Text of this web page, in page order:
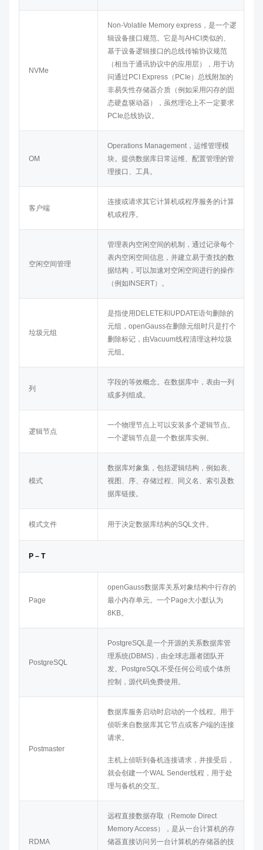
NVMe
Non-Volatile Memory express，是一个逻
辑设备接口规范。它是与AHCI类似的、
基于设备逻辑接口的总线传输协议规范
（相当于通讯协议中的应用层），用于访
问通过PCI Express（PCIe）总线附加的
非易失性存储器介质（例如采用闪存的固
态硬盘驱动器），虽然理论上不一定要求
PCIe总线协议。
OM
Operations Management，运维管理模
块。提供数据库日常运维、配置管理的管
理接口、工具。
客户端
连接或请求其它计算机或程序服务的计算
机或程序。
空闲空间管理
管理表内空闲空间的机制，通过记录每个
表内空闲空间信息，并建立易于查找的数
据结构，可以加速对空闲空间进行的操作
（例如INSERT）。
垃圾元组
是指使用DELETE和UPDATE语句删除的
元组， openGauss在删除元组时只是打个
删除标记，由Vacuum线程清理这种垃圾
元组。
列
字段的等效概念。在数据库中，表由一列
或多列组成。
逻辑节点
一个物理节点上可以安装多个逻辑节点。
一个逻辑节点是一个数据库实例。
模式
数据库对象集，包括逻辑结构，例如表、
视图、序、存储过程、同义名、索引及数
据库链接。
模式文件 用于决定数据库结构的SQL文件。
P – T
Page
openGauss数据库关系对象结构中行存的
最小内存单元。一个Page大小默认为
8KB。
PostgreSQL
PostgreSQL是一个开源的关系数据库管
理系统(DBMS)，由全球志愿者团队开
发。PostgreSQL不受任何公司或个体所
控制，源代码免费使用。
Postmaster
数据库服务启动时启动的一个线程。用于
侦听来自数据库其它节点或客户端的连接
请求。
主机上侦听到备机连接请求，并接受后，
就会创建一个WAL Sender线程，用于处
理与备机的交互。
RDMA
远程直接数据存取（Remote Direct
Memory Access），是从一台计算机的存
储器直接访问另一台计算机的存储器的技